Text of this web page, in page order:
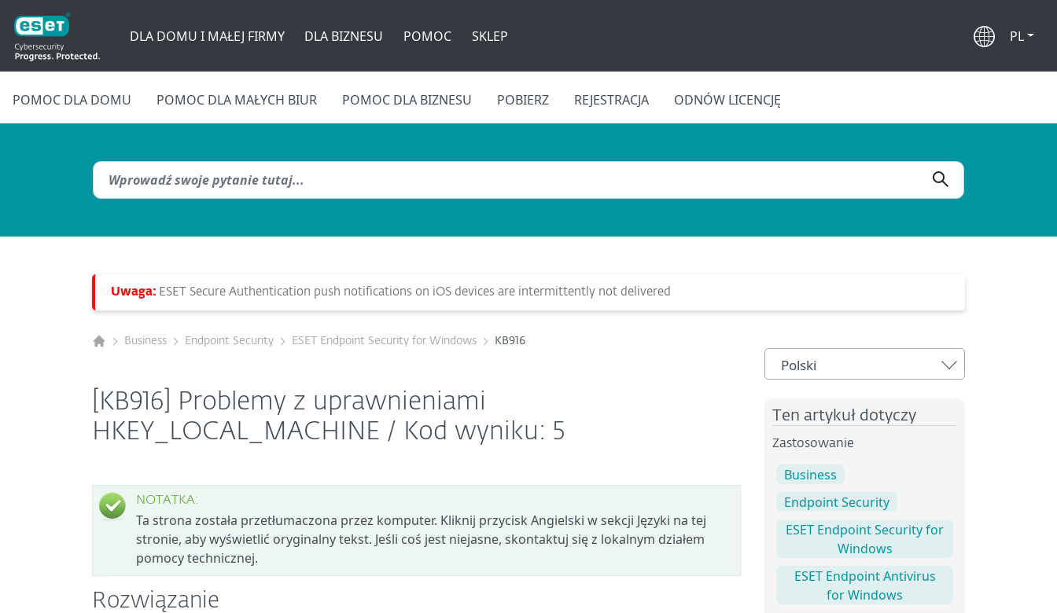
DLA DOMU I MAŁEJ FIRMY DLA BIZNESU POMOC SKLEP PL
POMOC DLA DOMU POMOC DLA MAŁYCH BIUR POMOC DLA BIZNESU POBIERZ REJESTRACJA ODNÓW LICENCJĘ
Uwaga: ESET Secure Authentication push notifications on iOS devices are intermittently not delivered
Business Endpoint Security ESET Endpoint Security for Windows KB916
[KB916] Problemy z uprawnieniami
HKEY_LOCAL_MACHINE / Kod wyniku: 5
NOTATKA:
Ta strona została przetłumaczona przez komputer. Kliknij przycisk Angielski w sekcji Języki na tej
stronie, aby wyświetlić oryginalny tekst. Jeśli coś jest niejasne, skontaktuj się z lokalnym działem
pomocy technicznej.
Rozwiązanie
Polski
Ten artykuł dotyczy
Zastosowanie
Business
Endpoint Security
ESET Endpoint Security for
Windows
ESET Endpoint Antivirus
for Windows